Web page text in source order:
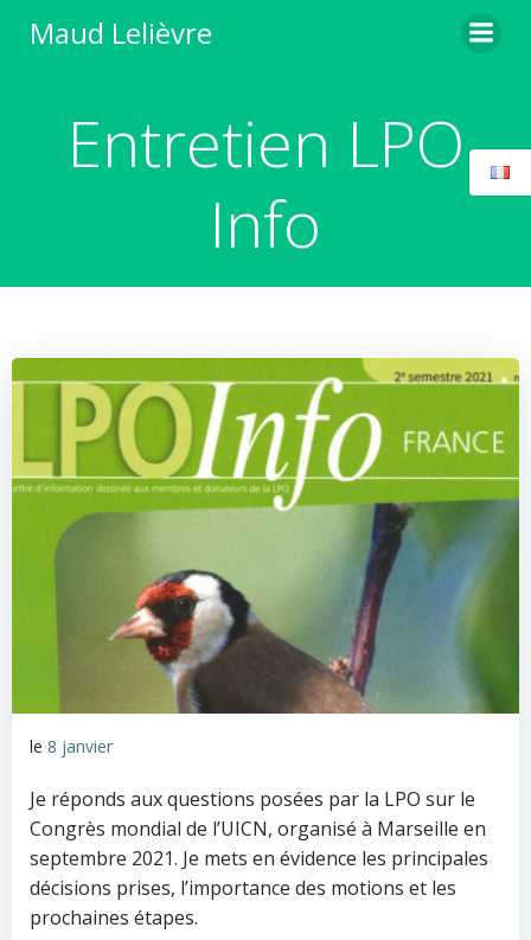
Maud Lelièvre
Entretien LPO
Info
le 8 janvier
Je réponds aux questions posées par la LPO sur le
Congrès mondial de l’UICN, organisé à Marseille en
septembre 2021. Je mets en évidence les principales
décisions prises, l’importance des motions et les
prochaines étapes.